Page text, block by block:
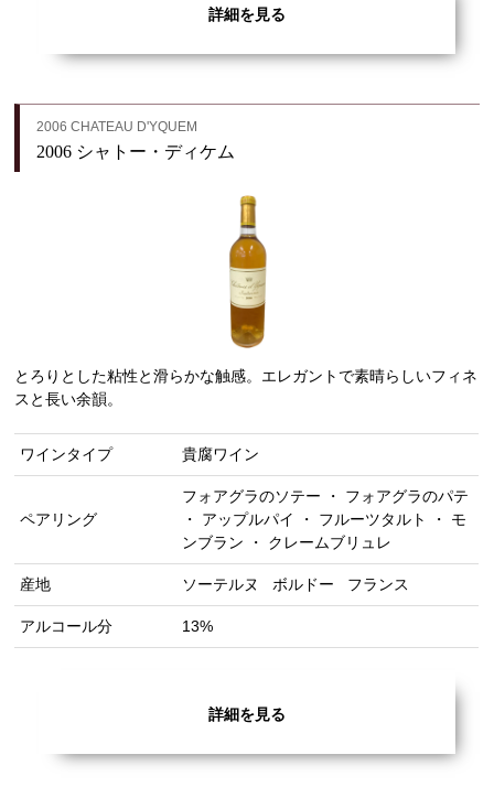
詳細を見る
2006 CHATEAU D'YQUEM
2006 シャトー・ディケム
とろりとした粘性と滑らかな触感。エレガントで素晴らしいフィネ
スと長い余韻。
ワインタイプ 貴腐ワイン
ペアリング
フォアグラのソテー ・ フォアグラのパテ
・ アップルパイ ・ フルーツタルト ・ モ
ンブラン ・ クレームブリュレ
産地 ソーテルヌ ボルドー フランス
アルコール分 13%
詳細を見る